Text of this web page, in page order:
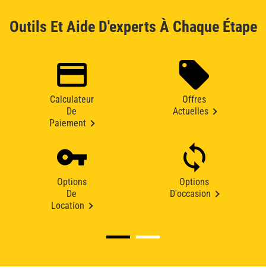
Outils Et Aide D'experts À Chaque Étape
Calculateur
De
Paiement
Offres
Actuelles
Options
De
Location
Options
D'occasion